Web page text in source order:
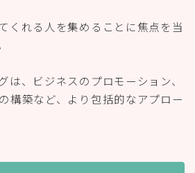
くれる人を集めることに焦点を当
は、ビジネスのプロモーション、
構築など、より包括的なアプロー